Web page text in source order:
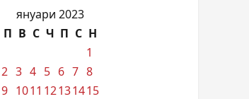
януари 2023
П В С Ч П С Н
1
2 3 4 5 6 7 8
9 1011 12131415